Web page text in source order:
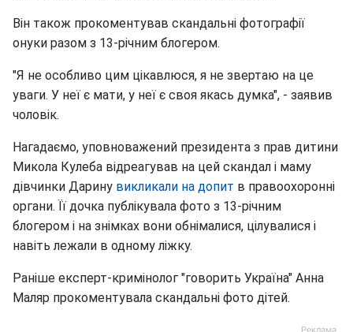
Він також прокоментував скандальні фотографії
онуки разом з 13-річним блогером.
"Я не особливо цим цікавлюся, я не звертаю на це
уваги. У неї є мати, у неї є своя якась думка", - заявив
чоловік.
Нагадаємо, уповноважений президента з прав дитини
Микола Кулеба відреагував на цей скандал і маму
дівчинки Дарину викликали на допит в правоохоронні
органи. Її дочка публікувала фото з 13-річним
блогером і на знімках вони обнімалися, цілувалися і
навіть лежали в одному ліжку.
Раніше експерт-кримінолог "говорить Україна" Анна
Маляр прокоментувала скандальні фото дітей.